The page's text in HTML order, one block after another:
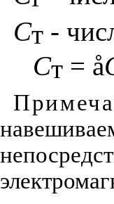
Ст-
Ст= å